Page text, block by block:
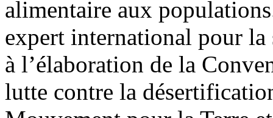
alimentaire aux
expert international pour
à l’élaboration de la
lutte contre la